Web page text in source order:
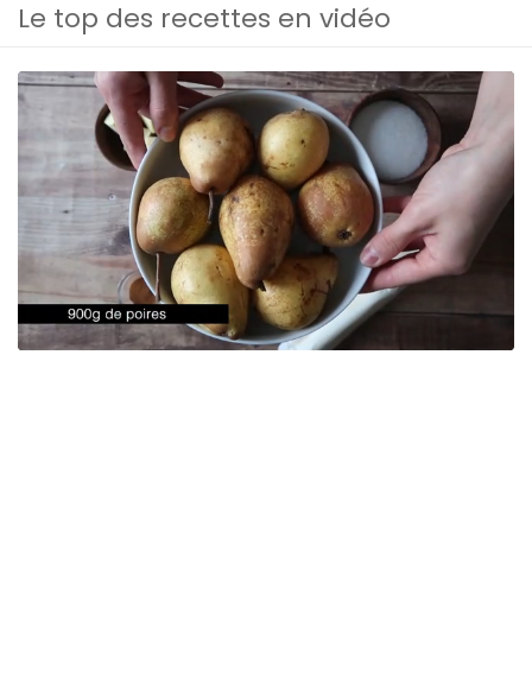
Le top des recettes en vidéo